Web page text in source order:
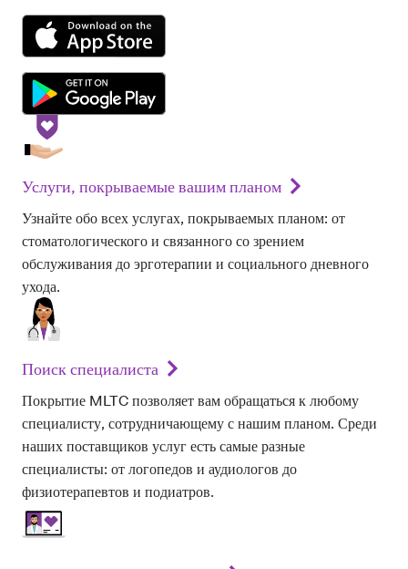
Услуги, покрываемые вашим планом
Узнайте обо всех услугах, покрываемых планом: от
стоматологического и связанного со зрением
обслуживания до эрготерапии и социального дневного
ухода.
Поиск специалиста
Покрытие MLTC позволяет вам обращаться к любому
специалисту, сотрудничающему с нашим планом. Среди
наших поставщиков услуг есть самые разные
специалисты: от логопедов и аудиологов до
физиотерапевтов и подиатров.